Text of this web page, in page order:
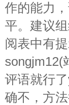
作的能力
平。建议
阅表中有
songjm12(
评语就行
确不，方